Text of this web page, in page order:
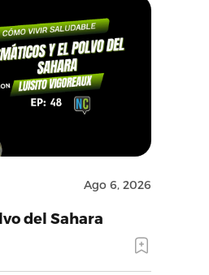
Ago 6, 2026
del Sahara